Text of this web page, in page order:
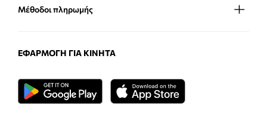
Μέθοδοι πληρωμής
ΕΦΑΡΜΟΓΉ ΓΙΑ ΚΙΝΗΤΆ